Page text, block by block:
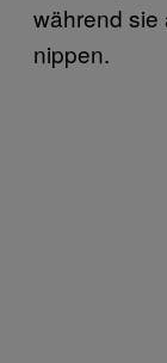
während sie
nippen.